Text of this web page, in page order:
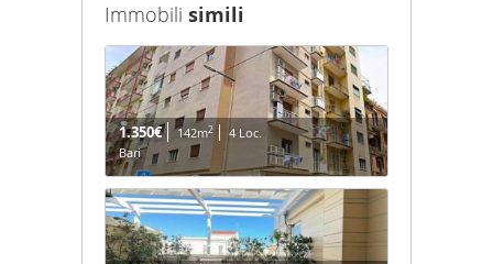
Immobili simili
1.350€ 142m2
4 Loc.
Bari